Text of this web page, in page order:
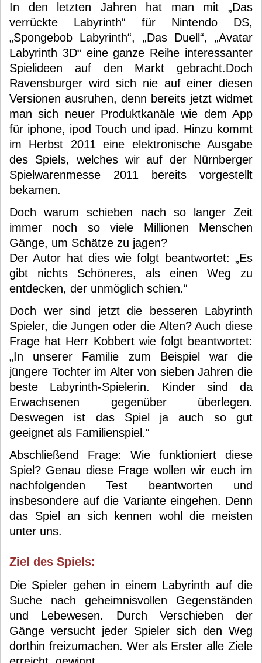
In den letzten Jahren hat man mit „Das
verrückte Labyrinth“ für Nintendo DS,
„Spongebob Labyrinth“, „Das Duell“, „Avatar
Labyrinth 3D“ eine ganze Reihe interessanter
Spielideen auf den Markt gebracht.Doch
Ravensburger wird sich nie auf einer diesen
Versionen ausruhen, denn bereits jetzt widmet
man sich neuer Produktkanäle wie dem App
für iphone, ipod Touch und ipad. Hinzu kommt
im Herbst 2011 eine elektronische Ausgabe
des Spiels, welches wir auf der Nürnberger
Spielwarenmesse 2011 bereits vorgestellt
bekamen.
Doch warum schieben nach so langer Zeit
immer noch so viele Millionen Menschen
Gänge, um Schätze zu jagen?
Der Autor hat dies wie folgt beantwortet: „Es
gibt nichts Schöneres, als einen Weg zu
entdecken, der unmöglich schien.“
Doch wer sind jetzt die besseren Labyrinth
Spieler, die Jungen oder die Alten? Auch diese
Frage hat Herr Kobbert wie folgt beantwortet:
„In unserer Familie zum Beispiel war die
jüngere Tochter im Alter von sieben Jahren die
beste Labyrinth-Spielerin. Kinder sind da
Erwachsenen gegenüber überlegen.
Deswegen ist das Spiel ja auch so gut
geeignet als Familienspiel.“
Abschließend Frage: Wie funktioniert diese
Spiel? Genau diese Frage wollen wir euch im
nachfolgenden Test beantworten und
insbesondere auf die Variante eingehen. Denn
das Spiel an sich kennen wohl die meisten
unter uns.
Ziel des Spiels:
Die Spieler gehen in einem Labyrinth auf die
Suche nach geheimnisvollen Gegenständen
und Lebewesen. Durch Verschieben der
Gänge versucht jeder Spieler sich den Weg
dorthin freizumachen. Wer als Erster alle Ziele